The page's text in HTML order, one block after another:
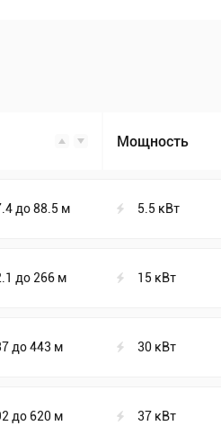
Мощность
до 88.5 м 5.5 кВт
до 266 м 15 кВт
до 443 м 30 кВт
до 620 м 37 кВт